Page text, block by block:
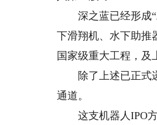
深之蓝已经形成“
下滑翔机、水下助推
国家级重大工程，及
除了上述已正式递
通道。
这支机器人IPO方